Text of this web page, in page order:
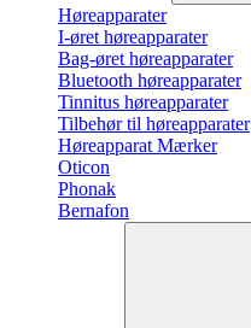
Høreapparater
I-øret høreapparater
Bag-øret høreapparater
Bluetooth høreapparater
Tinnitus høreapparater
Tilbehør til høreapparater
Høreapparat Mærker
Oticon
Phonak
Bernafon